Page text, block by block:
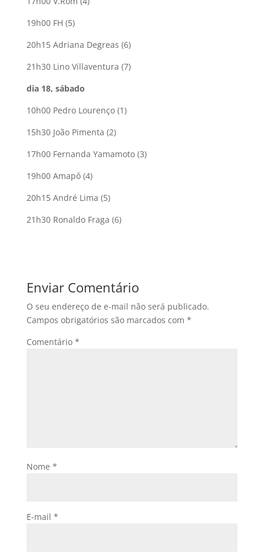
19h00 FH (5)
20h15 Adriana Degreas (6)
21h30 Lino Villaventura (7)
dia 18, sábado
10h00 Pedro Lourenço (1)
15h30 João Pimenta (2)
17h00 Fernanda Yamamoto (3)
19h00 Amapô (4)
20h15 André Lima (5)
21h30 Ronaldo Fraga (6)
Enviar Comentário
O seu endereço de e-mail não será publicado.
Campos obrigatórios são marcados com *
Comentário *
Nome *
E-mail *